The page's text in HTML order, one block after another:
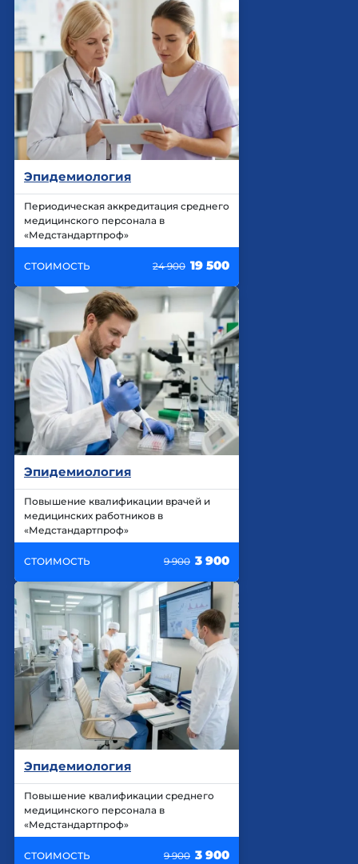
Эпидемиология
Периодическая аккредитация среднего
медицинского персонала в
«Медстандартпроф»
СТОИМОСТЬ 24 900 19 500
Эпидемиология
Повышение квалификации врачей и
медицинских работников в
«Медстандартпроф»
СТОИМОСТЬ 9 900 3 900
Эпидемиология
Повышение квалификации среднего
медицинского персонала в
«Медстандартпроф»
СТОИМОСТЬ 9 900 3 900